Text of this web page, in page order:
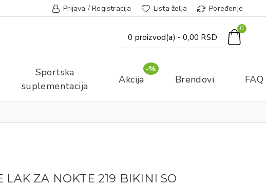
Prijava / Registracija Lista želja Poređenje
0 proizvod(a) - 0,00 RSD
0
Sportska
suplementacija
Akcija
-%
Brendovi FAQ
LAK ZA NOKTE 219 BIKINI SO